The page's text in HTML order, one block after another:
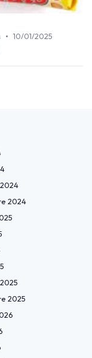
• 10/01/2025
2024
2025